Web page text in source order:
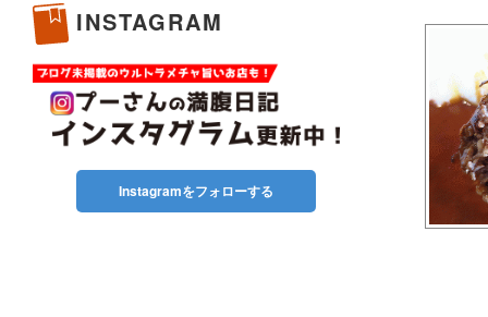
INSTAGRAM
Instagramをフォローする